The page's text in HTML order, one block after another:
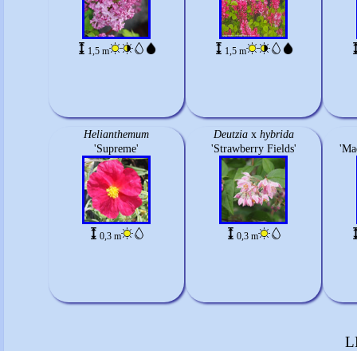
1,5 m 1,5 m
Helianthemum
'Supreme'
0,3 m
Deutzia xhybrida
'Strawberry Fields'
0,3 m